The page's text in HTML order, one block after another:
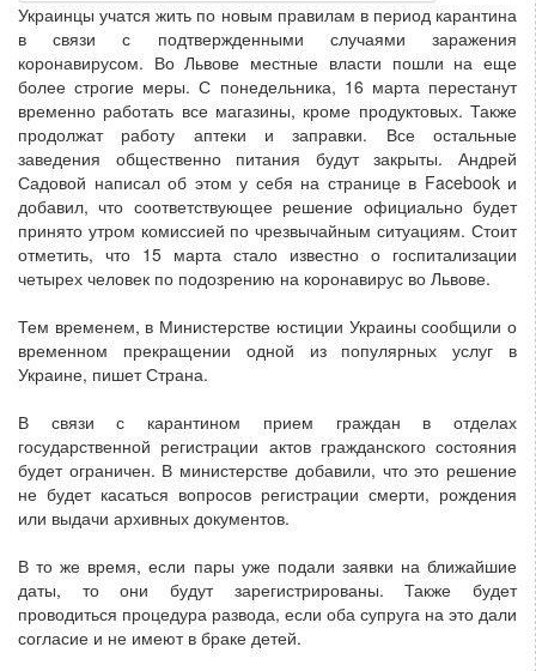
Украинцы учатся жить по новым правилам в период карантина
в связи с подтвержденными случаями заражения
коронавирусом. Во Львове местные власти пошли на еще
более строгие меры. С понедельника, 16 марта перестанут
временно работать все магазины, кроме продуктовых. Также
продолжат работу аптеки и заправки. Все остальные
заведения общественно питания будут закрыты. Андрей
Садовой написал об этом у себя на странице в Facebook и
добавил, что соответствующее решение официально будет
принято утром комиссией по чрезвычайным ситуациям. Стоит
отметить, что 15 марта стало известно о госпитализации
четырех человек по подозрению на коронавирус во Львове.
Тем временем, в Министерстве юстиции Украины сообщили о
временном прекращении одной из популярных услуг в
Украине, пишет Страна.
В связи с карантином прием граждан в отделах
государственной регистрации актов гражданского состояния
будет ограничен. В министерстве добавили, что это решение
не будет касаться вопросов регистрации смерти, рождения
или выдачи архивных документов.
В то же время, если пары уже подали заявки на ближайшие
даты, то они будут зарегистрированы. Также будет
проводиться процедура развода, если оба супруга на это дали
согласие и не имеют в браке детей.